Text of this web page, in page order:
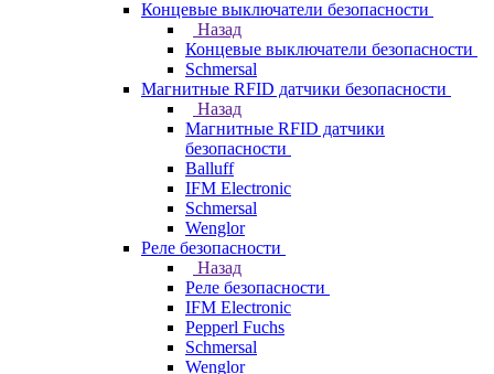
Концевые выключатели безопасности
Назад
Концевые выключатели безопасности
Schmersal
Магнитные RFID датчики безопасности
Назад
Магнитные RFID датчики
безопасности
Balluff
IFM Electronic
Schmersal
Wenglor
Реле безопасности
Назад
Реле безопасности
IFM Electronic
Pepperl Fuchs
Schmersal
Wenglor